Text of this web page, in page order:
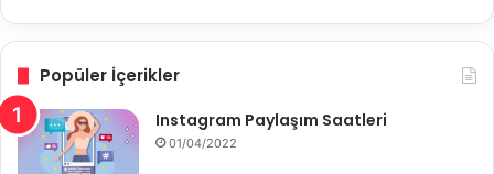
Popüler İçerikler
Instagram Paylaşım Saatleri
01/04/2022